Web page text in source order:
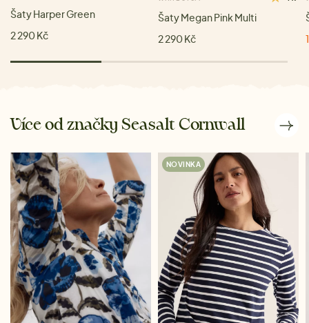
Šaty Harper Green
2 290 Kč
Šaty Megan Pink Multi
2 290 Kč
Více od značky Seasalt Cornwall
NOVINKA